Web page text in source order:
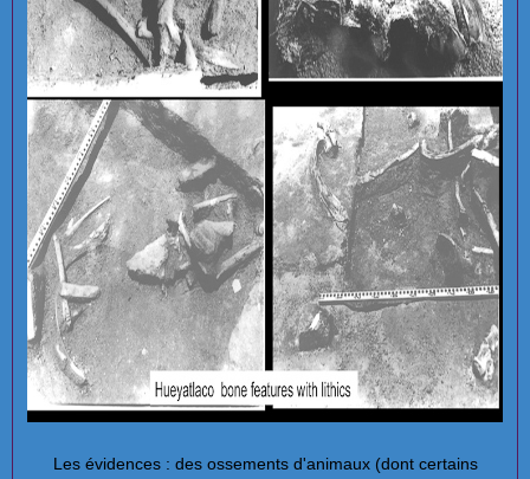
Les évidences : des ossements d'animaux (dont certains